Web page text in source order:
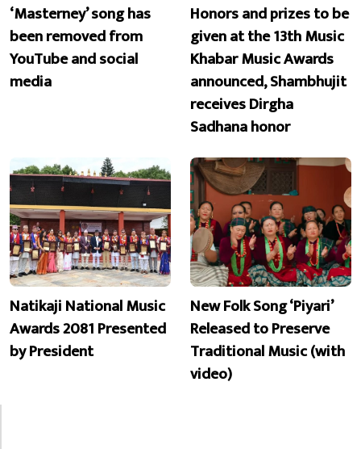
‘Masterney’ song has
been removed from
YouTube and social
media
Honors and prizes to be
given at the 13th Music
Khabar Music Awards
announced, Shambhujit
receives Dirgha
Sadhana honor
Natikaji National Music
Awards 2081 Presented
by President
New Folk Song ‘Piyari’
Released to Preserve
Traditional Music (with
video)